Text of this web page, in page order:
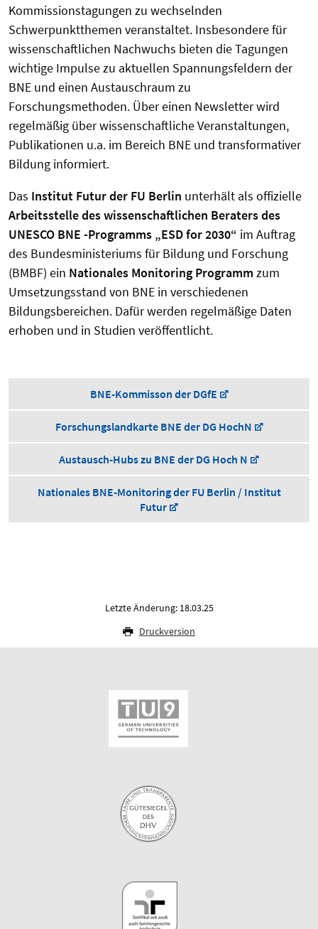
Kommissionstagungen zu wechselnden
Schwerpunktthemen veranstaltet. Insbesondere für
wissenschaftlichen Nachwuchs bieten die Tagungen
wichtige Impulse zu aktuellen Spannungsfeldern der
BNE und einen Austauschraum zu
Forschungsmethoden. Über einen Newsletter wird
regelmäßig über wissenschaftliche Veranstaltungen,
Publikationen u.a. im Bereich BNE und transformativer
Bildung informiert.
Das Institut Futur der FU Berlin unterhält als offizielle
Arbeitsstelle des wissenschaftlichen Beraters des
UNESCO BNE -Programms „ESD for 2030“ im Auftrag
des Bundesministeriums für Bildung und Forschung
(BMBF) ein Nationales Monitoring Programm zum
Umsetzungsstand von BNE in verschiedenen
Bildungsbereichen. Dafür werden regelmäßige Daten
erhoben und in Studien veröffentlicht.
BNE-Kommisson der DGfE
Forschungslandkarte BNE der DG HochN
Austausch-Hubs zu BNE der DG Hoch N
Nationales BNE-Monitoring der FU Berlin / Institut
Futur
Letzte Änderung: 18.03.25
Druckversion